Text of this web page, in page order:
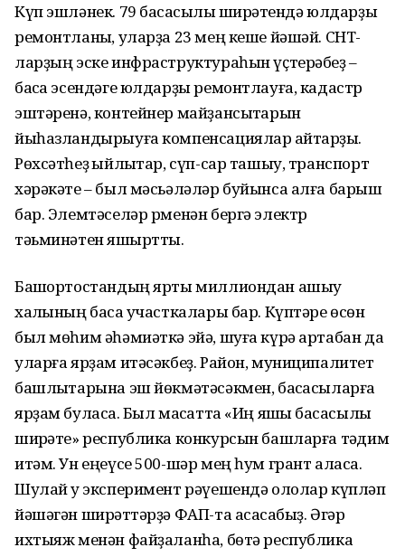
Күп эшләнек. 79 баҡсасылыҡ ширҡәтендә юлдарҙы
ремонтланыҡ, уларҙа 23 мең кеше йәшәй. СНТ-
ларҙың эске инфраструктураһын үҫтерәбеҙ –
баҡса эсендәге юлдарҙы ремонтлауға, кадастр
эштәренә, контейнер майҙансыҡтарын
йыһазландырыуға компенсациялар ҡайтарҙыҡ.
Рөхсәтһеҙ ҡыйлыҡтар, сүп-сар ташыу, транспорт
хәрәкәте – был мәсьәләләр буйынса алға барыш
бар. Элемтәселәр рменән бергә электр
тәьминәтен яҡшырттыҡ.
Башҡортостандың ярты миллиондан ашыу
халҡының баҡса участкалары бар. Күптәре өсөн
был мөһим әһәмиәткә эйә, шуға күрә артабан да
уларға ярҙам итәсәкбеҙ. Район, муниципалитет
башлыҡтарына эш йөкмәтәсәкмен, баҡсасыларға
ярҙам буласаҡ. Был маҡсатта «Иң яҡшы баҡсасылыҡ
ширҡәте» республика конкурсын башларға тәҡдим
итәм. Ун еңеүсе 500-шәр мең һум грант аласаҡ.
Шулай уҡ эксперимент рәүешендә ололар күпләп
йәшәгән ширҡәттәрҙә ФАП-та асасаҡбыҙ. Әгәр
ихтыяж менән файҙаланһа, бөтә республика